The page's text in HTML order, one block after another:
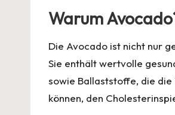
Warum
Die Avocado ist nicht nur
Sie enthält wertvolle
sowie Ballaststoffe, die
können, den